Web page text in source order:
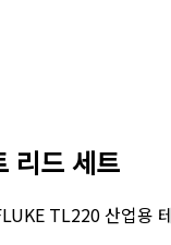
리드 세트